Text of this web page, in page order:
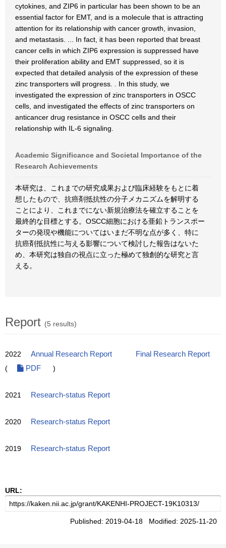
cytokines, and ZIP6 in particular has been shown to be an
essential factor for EMT, and is a molecule that is attracting
attention for its relationship with cancer growth, invasion,
and metastasis. ... In fact, it has been reported that breast
cancer cells in which ZIP6 expression is suppressed have
their proliferation ability and EMT suppressed, so it is
expected that detailed analysis of the expression of these
zinc transporters will progress. . In this study, we
investigated the expression of zinc transporters in OSCC
cells, and investigated the effects of zinc transporters on
anticancer drug resistance in OSCC cells and their
relationship with IL-6 signaling.
Academic Significance and Societal Importance of the
Research Achievements
本研究は、これまでの研究成果および臨床経験をもとに着
想したもので、抗癌剤抵抗性の分子メカニズムを解明する
ことにより、これまでにない新規治療法を確立することを
最終的な目標とする。OSCC細胞における亜鉛トランスポー
ターの発現や機能についてはいまだ不明な点が多く、特に
抗癌剤抵抗性に与える影響について検討した報告はないた
め、本研究は独自の視点に立った極めて独創的な研究と言
える。
Report (5 results)
2022 Annual Research Report
Final Research Report
(
PDF )
2021 Research-status Report
2020 Research-status Report
2019 Research-status Report
URL:
Published: 2019-04-18 Modified: 2025-11-20